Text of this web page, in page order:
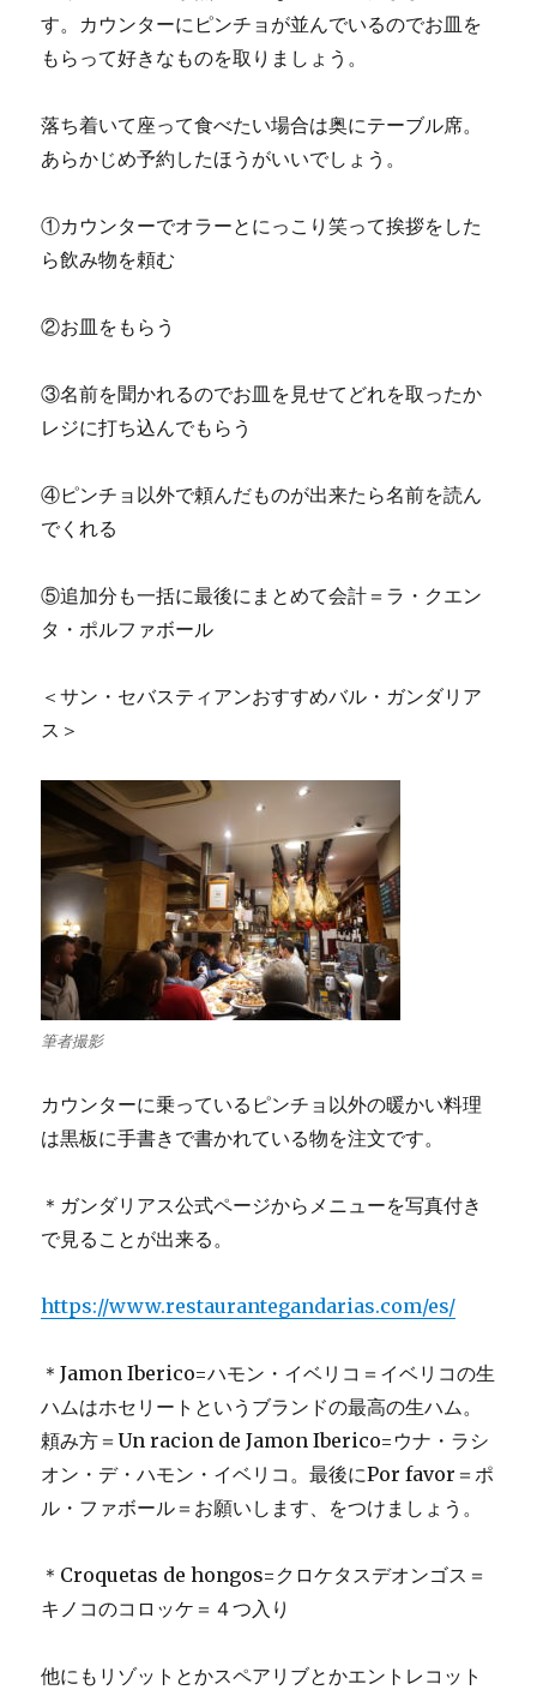
す。カウンターにピンチョが並んでいるのでお皿を
もらって好きなものを取りましょう。
落ち着いて座って食べたい場合は奥にテーブル席。
あらかじめ予約したほうがいいでしょう。
①カウンターでオラーとにっこり笑って挨拶をした
ら飲み物を頼む
②お皿をもらう
③名前を聞かれるのでお皿を見せてどれを取ったか
レジに打ち込んでもらう
④ピンチョ以外で頼んだものが出来たら名前を読ん
でくれる
⑤追加分も一括に最後にまとめて会計＝ラ・クエン
タ・ポルファボール
＜サン・セバスティアンおすすめバル・ガンダリア
ス＞
筆者撮影
カウンターに乗っているピンチョ以外の暖かい料理
は黒板に手書きで書かれている物を注文です。
＊ガンダリアス公式ページからメニューを写真付き
で見ることが出来る。
https://www.restaurantegandarias.com/es/
＊Jamon Iberico=ハモン・イベリコ＝イベリコの生
ハムはホセリートというブランドの最高の生ハム。
頼み方＝Un racion de Jamon Iberico=ウナ・ラシ
オン・デ・ハモン・イベリコ。最後にPor favor＝ポ
ル・ファボール＝お願いします、をつけましょう。
＊Croquetas de hongos=クロケタスデオンゴス＝
キノコのコロッケ＝４つ入り
他にもリゾットとかスペアリブとかエントレコット